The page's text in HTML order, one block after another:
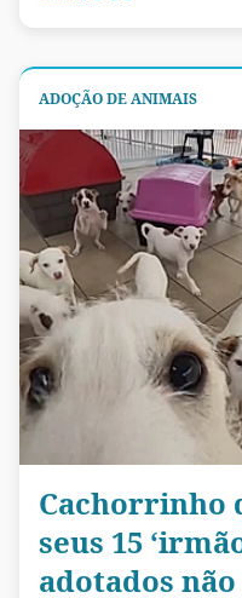
ADOÇÃO DE ANIMAIS
Cachorrinho
seus 15
adotados